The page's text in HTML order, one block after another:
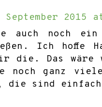
September 2015
auch noch ein
Ich hoffe
die. Das wäre
noch ganz
die sind